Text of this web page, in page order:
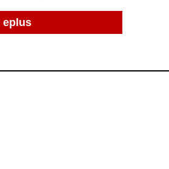
eplus